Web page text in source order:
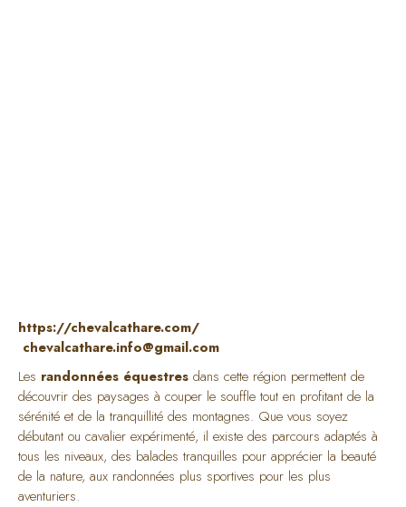
https://chevalcathare.com/
chevalcathare.info@gmail.com
Les randonnées équestres dans cette région permettent de
découvrir des paysages à couper le souffle tout en profitant de la
sérénité et de la tranquillité des montagnes. Que vous soyez
débutant ou cavalier expérimenté, il existe des parcours adaptés à
tous les niveaux, des balades tranquilles pour apprécier la beauté
de la nature, aux randonnées plus sportives pour les plus
aventuriers.